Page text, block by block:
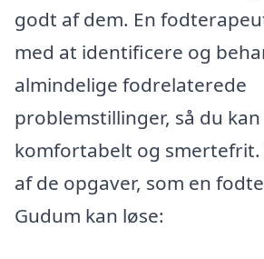
godt af dem. En
med at identificere og
almindelige fodrelaterede
problemstillinger, så du
komfortabelt og smertefrit.
af de opgaver, som en
Gudum kan løse: